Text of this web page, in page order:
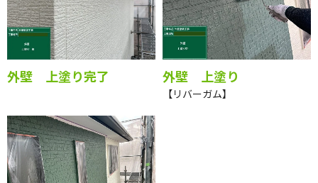
外壁 上塗り完了 外壁 上塗り
【リバーガム】